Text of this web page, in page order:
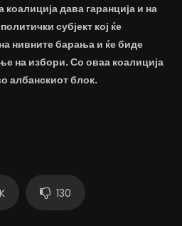
дава гаранција и на
субјект кој ќе
нивните барања и ќе биде
на избори. Со оваа коалиција
албанскиот блок.
130